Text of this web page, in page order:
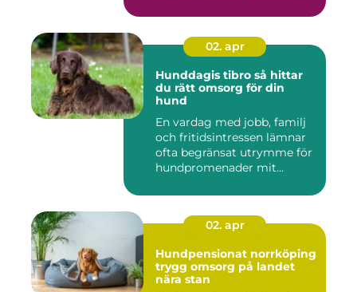
02. apr
Hunddagis tibro så hittar
du rätt omsorg för din
hund
En vardag med jobb, familj
och fritidsintressen lämnar
ofta begränsat utrymme för
hundpromenader mit...
02. apr
Hundpensionat norrköping
trygg omsorg på landet
nära stan